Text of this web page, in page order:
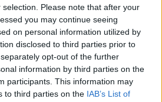
Please note that after your
you may continue seeing
on personal information utilized by
disclosed to third parties prior to
opt-out of the further
information by third parties on the
participants. This information may
to third parties on the IAB’s List of
Dzūkijos žmonių
Seimo pirmininko
Zailskienei praėjo
planuota. Eidama į
politikė nesėkmingai